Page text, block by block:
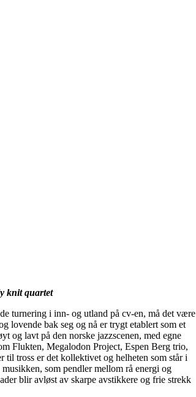
knit quartet
turnering i inn- og utland på cv-en, må det være
lovende bak seg og nå er trygt etablert som et
og lavt på den norske jazzscenen, med egne
Flukten, Megalodon Project, Espen Berg trio,
til tross er det kollektivet og helheten som står i
som pendler mellom rå energi og
blir avløst av skarpe avstikkere og frie strekk